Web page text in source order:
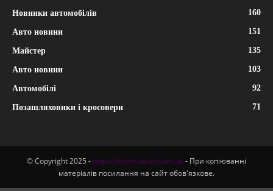
Новинки автомобілів 160
Авто новини 151
Майстер 135
Авто новини 103
Автомобілі 92
Позашляховики і кросовери 71
© Copyright 2025 - https://motorvision.com.ua - При копіюванні
матеріалів посилання на сайт обов'язкове.